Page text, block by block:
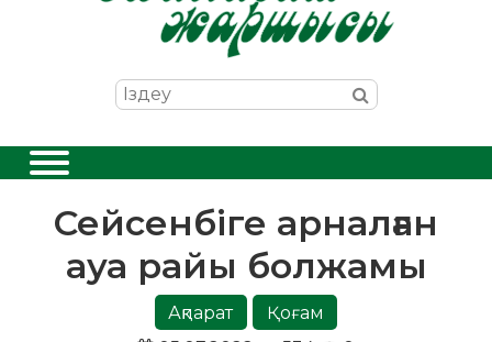
Сейсенбіге арналған
ауа райы болжамы
Ақпарат
Қоғам